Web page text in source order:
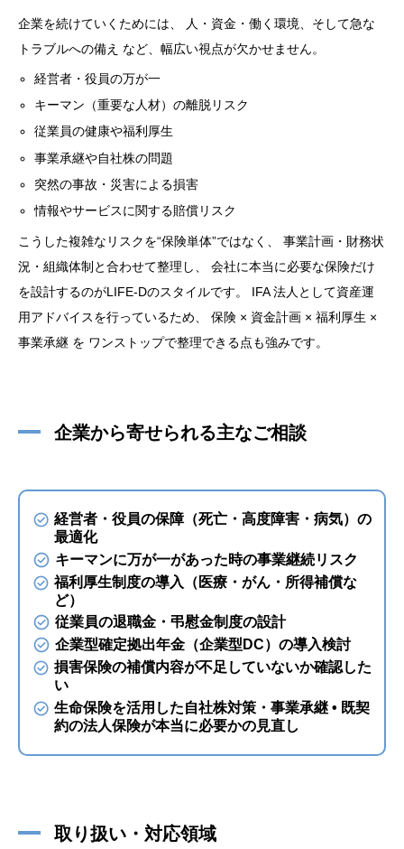
企業を続けていくためには、 人・資金・働く環境、そして急な
トラブルへの備え など、幅広い視点が欠かせません。
経営者・役員の万が一
キーマン（重要な人材）の離脱リスク
従業員の健康や福利厚生
事業承継や自社株の問題
突然の事故・災害による損害
情報やサービスに関する賠償リスク
こうした複雑なリスクを“保険単体”ではなく、 事業計画・財務状
況・組織体制と合わせて整理し、 会社に本当に必要な保険だけ
を設計するのがLIFE-Dのスタイルです。 IFA 法人として資産運
用アドバイスを行っているため、 保険 × 資金計画 × 福利厚生 ×
事業承継 を ワンストップで整理できる点も強みです。
企業から寄せられる主なご相談
経営者・役員の保障（死亡・高度障害・病気）の
最適化
キーマンに万が一があった時の事業継続リスク
福利厚生制度の導入（医療・がん・所得補償な
ど）
従業員の退職金・弔慰金制度の設計
企業型確定拠出年金（企業型DC）の導入検討
損害保険の補償内容が不足していないか確認した
い
生命保険を活用した自社株対策・事業承継 • 既契
約の法人保険が本当に必要かの見直し
取り扱い・対応領域